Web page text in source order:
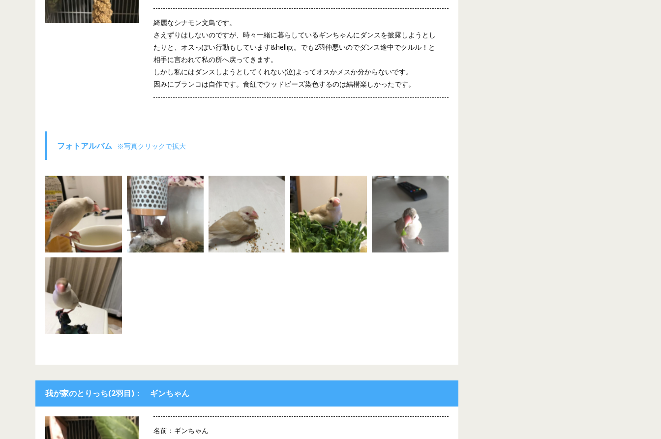
綺麗なシナモン文鳥です。
さえずりはしないのですが、時々一緒に暮らしているギンちゃんにダンスを披露しようとし
たりと、オスっぽい行動もしています&hellip;。でも2羽仲悪いのでダンス途中でクルル！と
相手に言われて私の所へ戻ってきます。
しかし私にはダンスしようとしてくれない(泣)よってオスかメスか分からないです。
因みにブランコは自作です。食紅でウッドビーズ染色するのは結構楽しかったです。
フォトアルバム ※写真クリックで拡大
我が家のとりっち(2羽目)： ギンちゃん
名前：ギンちゃん